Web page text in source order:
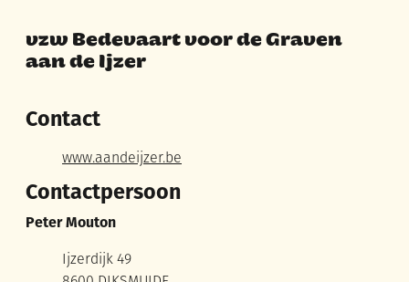
vzw Bedevaart voor de Graven
aan de Ijzer
Contact
Adres
Websitewww.aandeijzer.be
Contactpersoon
Peter Mouton
Ijzerdijk 49